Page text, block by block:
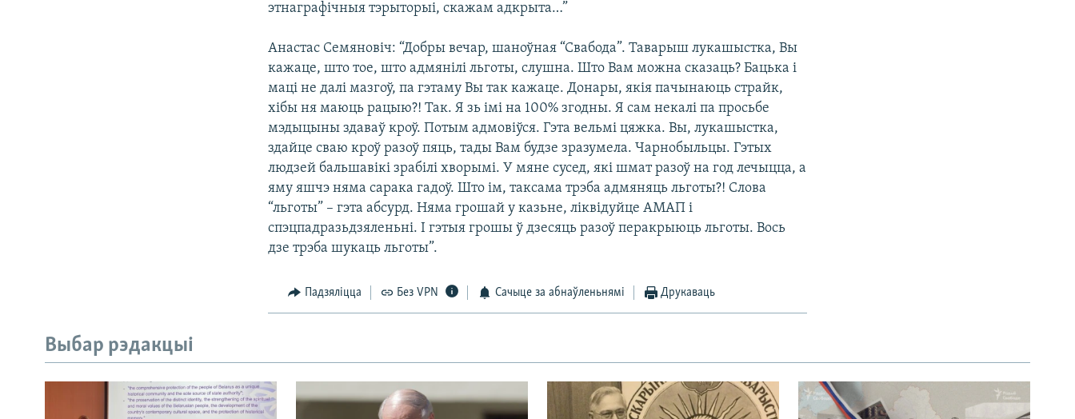
этнаграфічныя тэрыторыі, скажам адкрыта…”
Анастас Семяновіч: “Добры вечар, шаноўная “Свабода”. Таварыш лукашыстка, Вы
кажаце, што тое, што адмянілі льготы, слушна. Што Вам можна сказаць? Бацька і
маці не далі мазгоў, па гэтаму Вы так кажаце. Донары, якія пачынаюць страйк,
хібы ня маюць рацыю?! Так. Я зь імі на 100% згодны. Я сам некалі па просьбе
мэдыцыны здаваў кроў. Потым адмовіўся. Гэта вельмі цяжка. Вы, лукашыстка,
здайце сваю кроў разоў пяць, тады Вам будзе зразумела. Чарнобыльцы. Гэтых
людзей бальшавікі зрабілі хворымі. У мяне сусед, які шмат разоў на год лечыцца, а
яму яшчэ няма сарака гадоў. Што ім, таксама трэба адмяняць льготы?! Слова
“льготы” – гэта абсурд. Няма грошай у казьне, ліквідуйце АМАП і
спэцпадразьдзяленьні. І гэтыя грошы ў дзесяць разоў перакрыюць льготы. Вось
дзе трэба шукаць льготы”.
Падзяліцца Без VPN Сачыце за абнаўленьнямі Друкаваць
Выбар рэдакцыі